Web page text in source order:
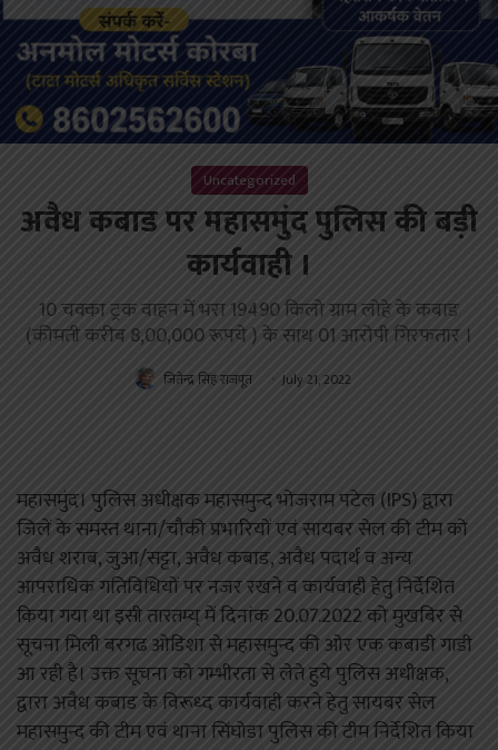
Uncategorized
अवैध कबाड पर महासमुंद पुलिस की बड़ी
कार्यवाही ।
10 चक्का ट्रक वाहन में भरा 19490 किलो ग्राम लोहे के कबाड
(कीमती करीब 8,00,000 रूपये ) के साथ 01 आरोपी गिरफतार ।
जितेन्द्र सिंह राजपूत July 21, 2022
महासमुंद। पुलिस अधीक्षक महासमुन्द भोजराम पटेल (IPS) द्वारा
जिलें के समस्त थाना/चौकी प्रभारियों एवं सायबर सेल की टीम को
अवैध शराब, जुआ/सट्टा, अवैध कबाड, अवैध पदार्थ व अन्य
आपराधिक गतिविधियों पर नजर रखने व कार्यवाही हेतु निर्देशित
किया गया था इसी तारतम्य् में दिनांक 20.07.2022 को मुखबिर से
सूचना मिली बरगढ ओडिशा से महासमुन्द की ओर एक कबाडी गाडी
आ रही है। उक्त सूचना को गम्भीरता से लेते हुये पुलिस अधीक्षक,
द्वारा अवैध कबाड के विरूध्द कार्यवाही करने हेतु सायबर सेल
महासमुन्द की टीम एवं थाना सिंघोडा पुलिस की टीम निर्देशित किया